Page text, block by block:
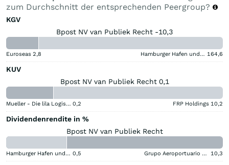
zum Durchschnitt der entsprechenden Peergroup?
KGV
Bpost NV van Publiek Recht -10,3
Euroseas 2,8 Hamburger Hafen und Logistik 164,6
KUV
Bpost NV van Publiek Recht 0,1
Mueller - Die lila Logistik 0,2 FRP Holdings 10,2
Dividendenrendite in %
Bpost NV van Publiek Recht
Hamburger Hafen und Logistik 0,5 Grupo Aeroportuario del Centro Norte SAB de CV (B) (B) 10,3